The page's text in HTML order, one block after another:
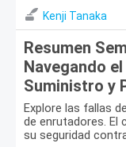
Kenji Tanaka
Resumen
Navegando
Suministro y
Correo
Explore las fallas
de enrutadores. El
su seguridad